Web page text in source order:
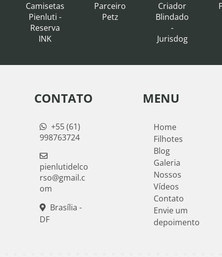
Camisetas
Pienluti -
Reserva
INK
Parceiro
Petz
Criador
Blindado
-
Jurisdog
CONTATO
+55 (61)
998763724
pienlutidelco
rso@gmail.c
om
Brasília -
DF
MENU
Home
Filhotes
Blog
Galeria
Nossos
Vídeos
Contato
Envie um
depoimento